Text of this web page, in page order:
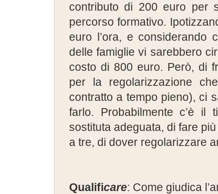
contributo di 200 euro per
percorso formativo.
euro l’ora, e
delle famiglie vi sarebbero
costo di 800 euro. Però, di
per la regolarizzazione
contratto a tempo pieno), ci
farlo. Probabilmente c’è
sostituta adeguata, di fare
a tre, di dover regolarizzare
Qualificare: Come giudica